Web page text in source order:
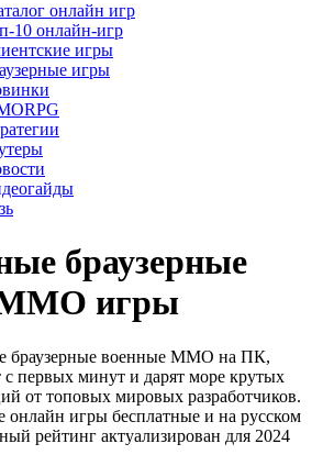
онлайн игр
10 онлайн-игр
игры
игры
браузерные
игры
браузерные военные MMO на ПК,
с первых минут и дарят море крутых
от топовых мировых разработчиков.
онлайн игры бесплатные и на русском
рейтинг актуализирован для 2024